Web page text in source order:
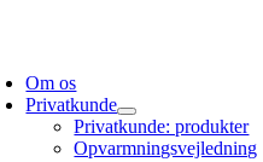
Om os
Privatkunde
Privatkunde: produkter
Opvarmningsvejledning